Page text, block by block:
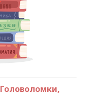
Головоломки,